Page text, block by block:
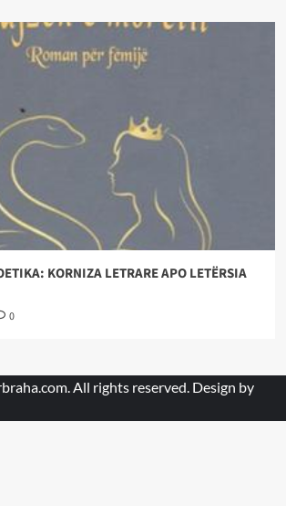
KORNIZA LETRARE APO LETËRSIA
0
. All rights reserved. Design by